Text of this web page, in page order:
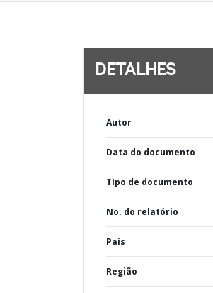
DETALHES
Autor
Data do documento
TIpo de documento
No. do relatório
País
Região